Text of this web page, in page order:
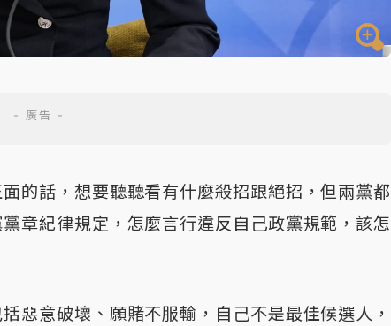
的話，想要聽聽看有什麼殺招跟絕招，但兩黨都
章紀律規定，怎麼言行違反自己政黨規範，該怎
惡意破壞、願賭不服輸，自己不是最佳候選人，